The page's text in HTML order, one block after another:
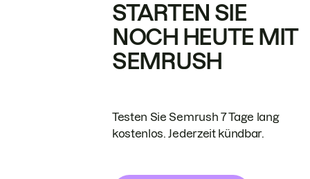
STARTEN SIE
NOCH HEUTE MIT
SEMRUSH
Testen Sie Semrush 7 Tage lang
kostenlos. Jederzeit kündbar.